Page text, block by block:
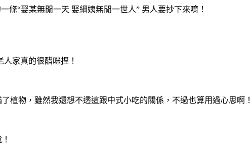
條“娶某無閒一天 娶細姨無閒一世人” 男人要抄下來唷！
家真的很醋咪捏！
植物，雖然我還想不透這跟中式小吃的關係，不過也算用過心思啊！